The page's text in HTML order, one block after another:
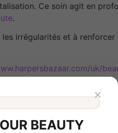
Ce soin agit en
.
irrégularités et à
uk/
×
BEAUTY